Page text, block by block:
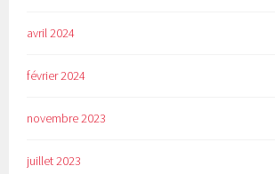
avril 2024
février 2024
novembre 2023
juillet 2023